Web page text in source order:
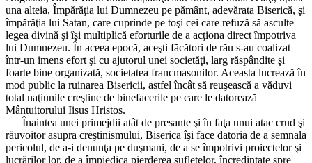
una alteia, Împărăţia lui Dumnezeu pe pământ, adevărata Biserică, şi
împărăţia lui Satan, care cuprinde pe toşi cei care refuză să asculte
legea divină şi îşi multiplică eforturile de a acţiona direct împotriva
lui Dumnezeu. În aceea epocă, aceşti făcători de rău s-au coalizat
într-un imens efort şi cu ajutorul unei societăţi, larg răspândite şi
foarte bine organizată, societatea francmasonilor. Aceasta lucrează în
mod public la ruinarea Bisericii, astfel încât să reuşească a văduvi
total naţiunile creştine de binefacerile pe care le datorează
Mântuitorului Iisus Hristos.
Înaintea unei primejdii atât de presante şi în faţa unui atac crud şi
răuvoitor asupra creştinismului, Biserica îşi face datoria de a semnala
pericolul, de a-i denunţa pe duşmani, de a se împotrivi proiectelor şi
lucrărilor lor, de a împiedica pierderea sufletelor, încredinţate spre